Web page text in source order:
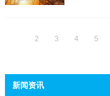
2 3 4 5
新闻资讯